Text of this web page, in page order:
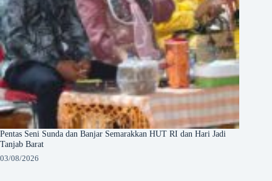
Pentas Seni Sunda dan Banjar Semarakkan HUT RI dan Hari Jadi
Tanjab Barat
03/08/2026